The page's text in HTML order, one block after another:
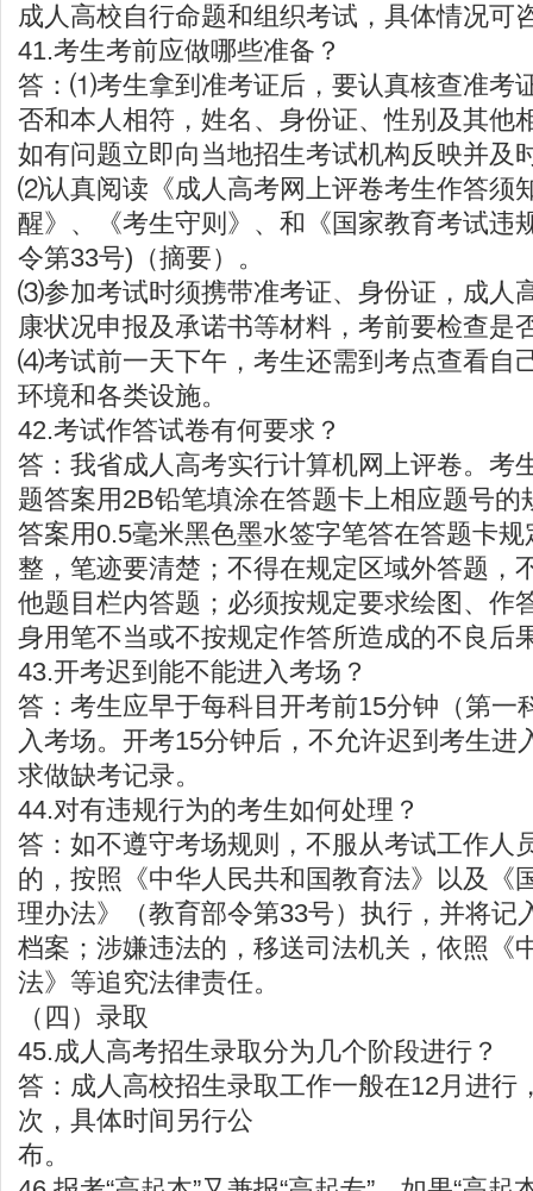
成人高校自行命题和组织考试，具体情况可
41.考生考前应做哪些准备？
答：⑴考生拿到准考证后，要认真核查准考
否和本人相符，姓名、身份证、性别及其他
如有问题立即向当地招生考试机构反映并及
⑵认真阅读《成人高考网上评卷考生作答须
醒》、《考生守则》、和《国家教育考试违
令第33号)（摘要）。
⑶参加考试时须携带准考证、身份证，成人
康状况申报及承诺书等材料，考前要检查是
⑷考试前一天下午，考生还需到考点查看自
环境和各类设施。
42.考试作答试卷有何要求？
答：我省成人高考实行计算机网上评卷。考
题答案用2B铅笔填涂在答题卡上相应题号的
答案用0.5毫米黑色墨水签字笔答在答题卡
整，笔迹要清楚；不得在规定区域外答题，
他题目栏内答题；必须按规定要求绘图、作
身用笔不当或不按规定作答所造成的不良后
43.开考迟到能不能进入考场？
答：考生应早于每科目开考前15分钟（第一
入考场。开考15分钟后，不允许迟到考生进
求做缺考记录。
44.对有违规行为的考生如何处理？
答：如不遵守考场规则，不服从考试工作人
的，按照《中华人民共和国教育法》以及《
理办法》（教育部令第33号）执行，并将记
档案；涉嫌违法的，移送司法机关，依照《
法》等追究法律责任。
（四）录取
45.成人高考招生录取分为几个阶段进行？
答：成人高校招生录取工作一般在12月进行
次，具体时间另行公